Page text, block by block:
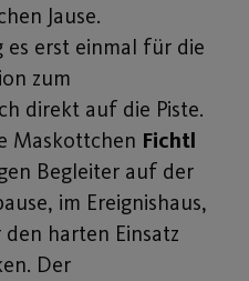
Jause.
es erst einmal für die
zum
direkt auf die Piste.
Maskottchen Fichtl
Begleiter auf der
im Ereignishaus,
harten Einsatz
Der